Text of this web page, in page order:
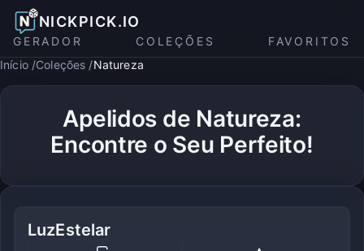
NICKPICK.IO
GERADOR COLEÇÕES
FAVORITOS
Início Coleções Natureza
Apelidos de Natureza:
Encontre o Seu Perfeito!
LuzEstelar